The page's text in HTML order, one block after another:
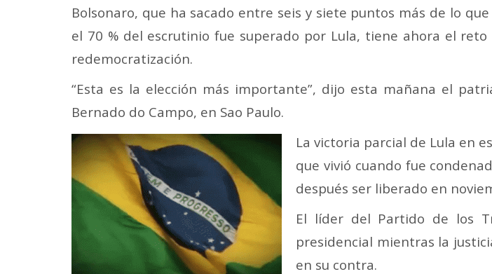
Bolsonaro, que ha sacado entre seis y siete puntos más de lo
el 70 % del escrutinio fue superado por Lula, tiene ahora el
redemocratización.
“Esta es la elección más importante”, dijo esta mañana el
Bernado do Campo, en Sao Paulo.
La victoria parcial de Lula en
que vivió cuando fue
después ser liberado en
El líder del Partido de los
presidencial mientras la
en su contra.